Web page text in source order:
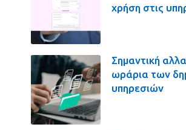
χρήση στις
Σημαντική
ωράρια των
υπηρεσιών